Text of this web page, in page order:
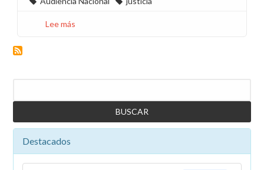
Lee más
el
de
Destacados